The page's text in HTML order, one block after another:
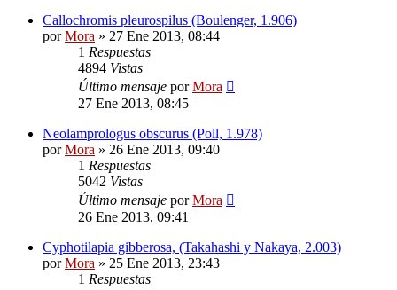
Callochromis pleurospilus (Boulenger, 1.906)
porMora » 27 Ene 2013, 08:44
1 Respuestas
4894 Vistas
Último mensaje porMora
27 Ene 2013, 08:45
Neolamprologus obscurus (Poll, 1.978)
porMora » 26 Ene 2013, 09:40
1 Respuestas
5042 Vistas
Último mensaje porMora
26 Ene 2013, 09:41
Cyphotilapia gibberosa, (Takahashi y Nakaya, 2.003)
porMora » 25 Ene 2013, 23:43
1 Respuestas